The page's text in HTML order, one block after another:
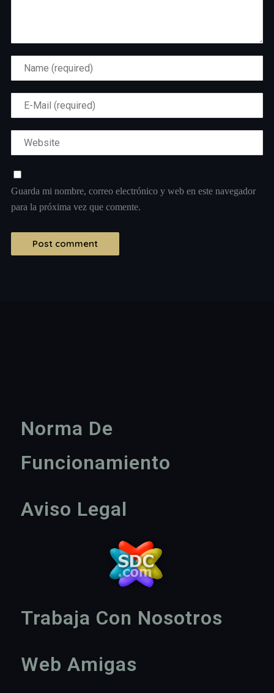
Guarda mi nombre, correo electrónico y web en este navegador
para la próxima vez que comente.
Norma De
Funcionamiento
Aviso Legal
Trabaja Con Nosotros
Web Amigas